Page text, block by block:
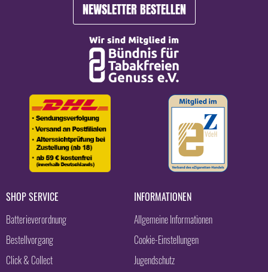
NEWSLETTER BESTELLEN
SHOP SERVICE
Batterieverordnung
Bestellvorgang
Click & Collect
INFORMATIONEN
Allgemeine Informationen
Cookie-Einstellungen
Jugendschutz